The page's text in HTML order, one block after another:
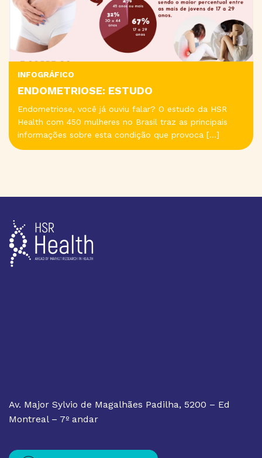
INFOGRÁFICO
ENDOMETRIOSE: ESTUDO
Endometriose, você já ouviu falar? O estudo da HSR
Health com 450 mulheres no Brasil traz as principais
informações sobre esta condição que provoca […]
Av. Major Sylvio de Magalhães Padilha, 5200 – Ed
Montreal – 7º andar